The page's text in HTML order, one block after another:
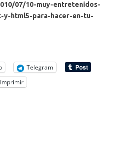
07/10-muy-entretenidos-
y-html5-para-hacer-en-tu-
Telegram
Imprimir